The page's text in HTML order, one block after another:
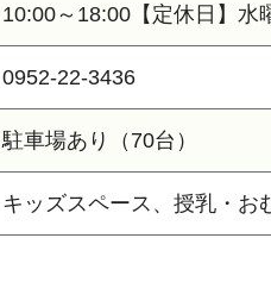
10:00～18:00【定休日】水
0952-22-3436
駐車場あり（70台）
キッズスペース、授乳・お